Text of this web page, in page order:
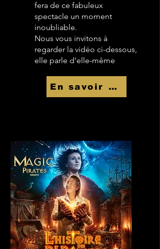
fera de ce fabuleux
spectacle un moment
inoubliable.
Nous vous invitons à
regarder la vidéo ci-dessous,
elle parle d’elle-même
En savoir Plus